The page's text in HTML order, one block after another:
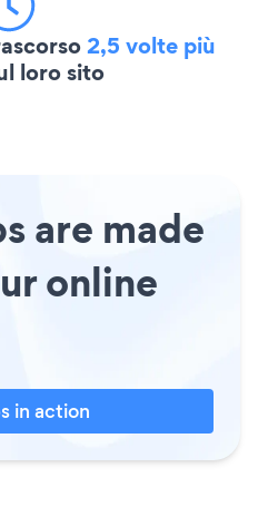
2,5 volte più
loro sito
are made
online
in action